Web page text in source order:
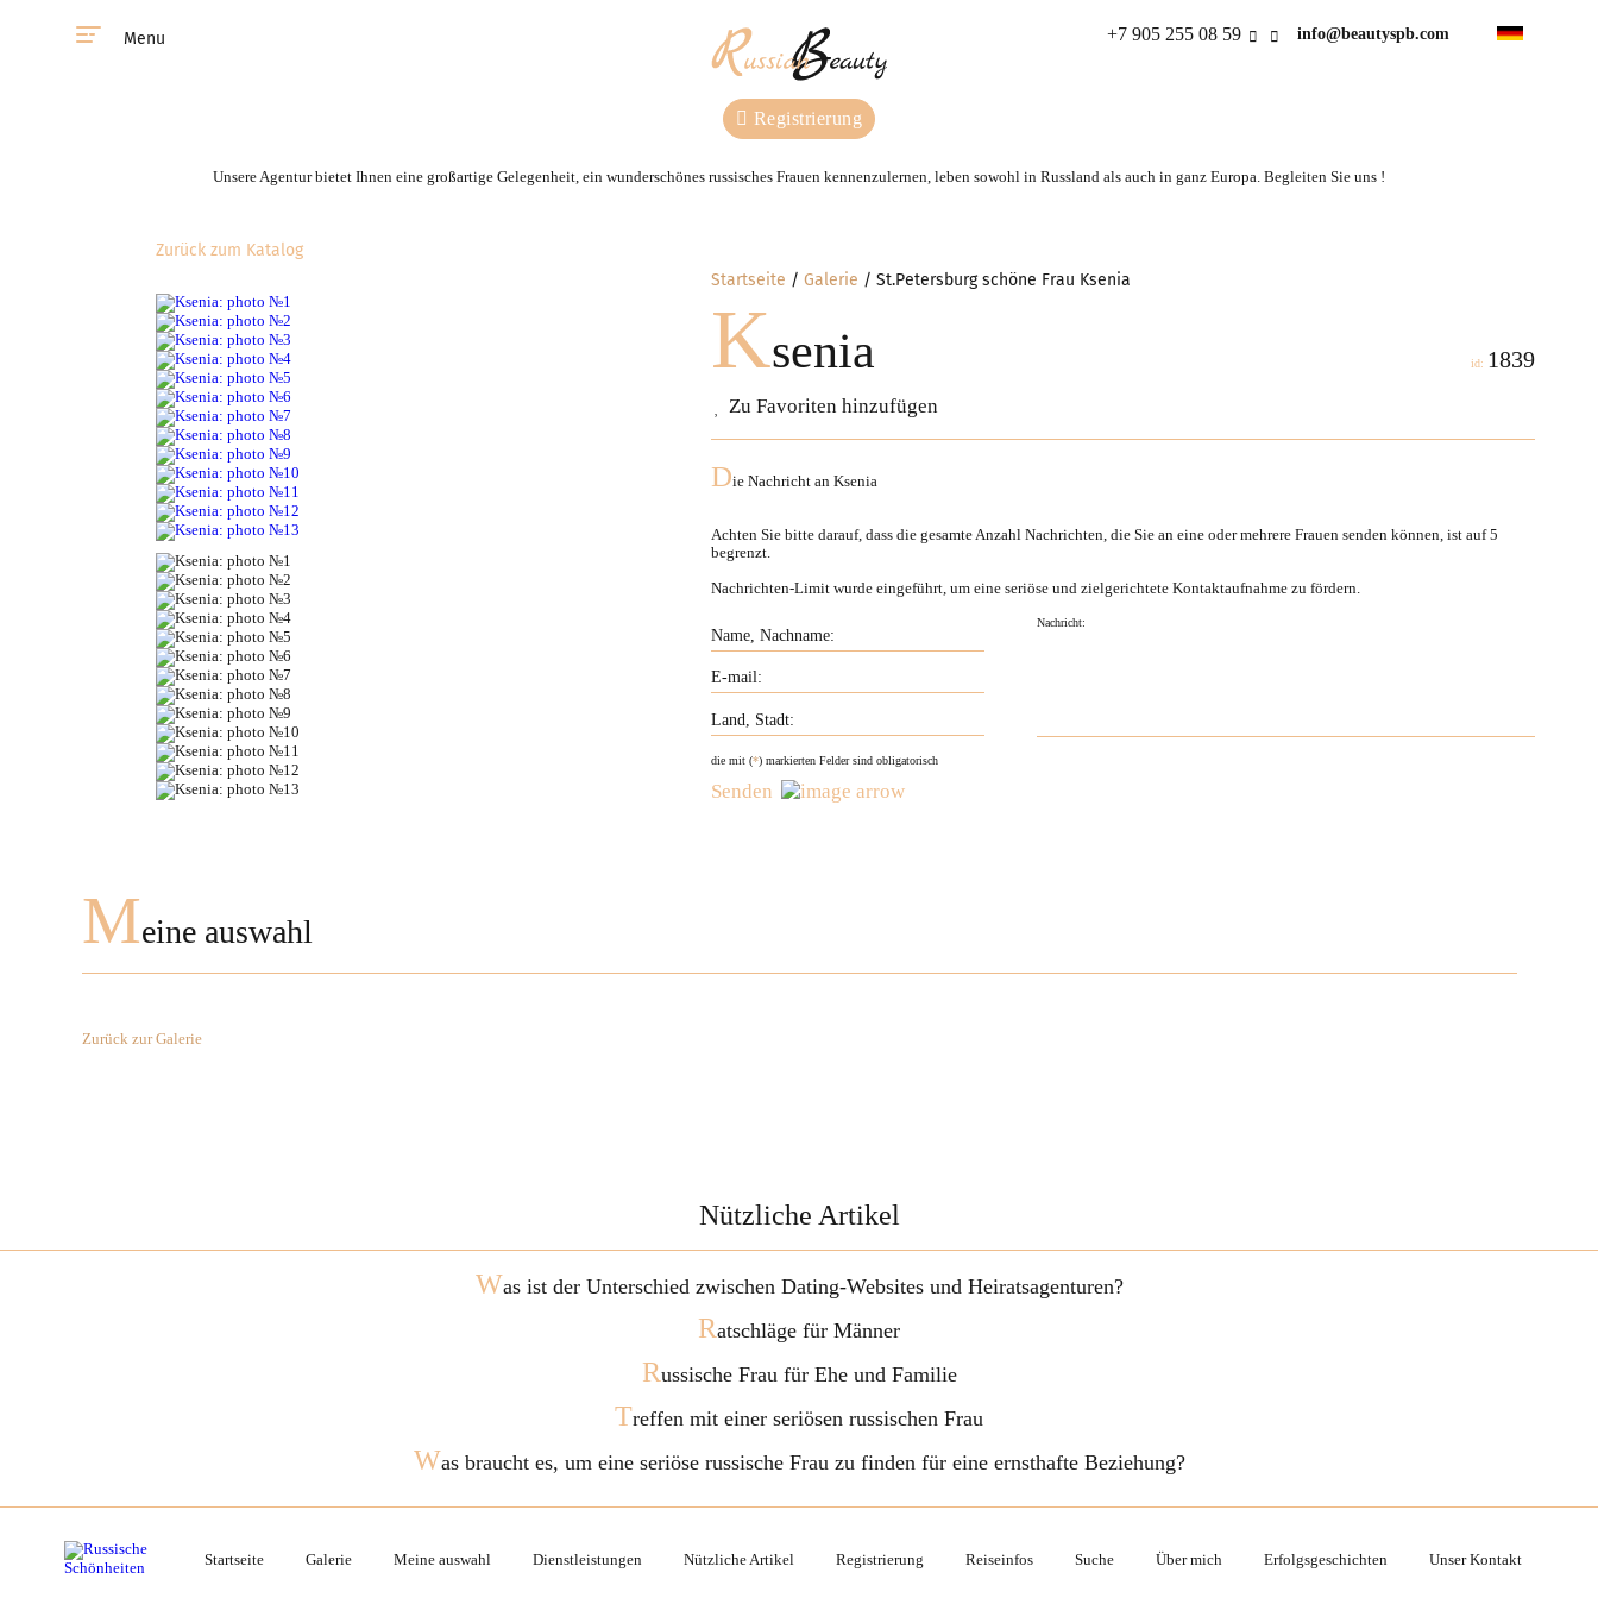
Menu +7 905 255 08 59 info@beautyspb.com
Registrierung
Unsere Agentur bietet Ihnen eine großartige Gelegenheit, ein wunderschönes russisches Frauen kennenzulernen, leben sowohl in Russland als auch in ganz Europa. Begleiten Sie uns !
Startseite Galerie St.Petersburg schöne Frau Ksenia
Ksenia
Zu Favoriten hinzufügen
id: 1839
Zurück zum Katalog
Die Nachricht an Ksenia
Achten Sie bitte darauf, dass die gesamte Anzahl Nachrichten, die Sie an eine oder mehrere Frauen senden können, ist auf5
begrenzt.
Nachrichten-Limit wurde eingeführt, um eine seriöse und zielgerichtete Kontaktaufnahme zu fördern.
die mit (*) markierten Felder sind obligatorisch
Senden
Meine auswahl
Zurück zur Galerie
Nützliche Artikel
Was ist der Unterschied zwischen Dating-Websites und Heiratsagenturen?
Ratschläge für Männer
Russische Frau für Ehe und Familie
Treffen mit einer seriösen russischen Frau
Was braucht es, um eine seriöse russische Frau zu finden für eine ernsthafte Beziehung?
Startseite Galerie Meine auswahl Dienstleistungen Nützliche Artikel Registrierung Reiseinfos Suche Über mich Erfolgsgeschichten Unser Kontakt